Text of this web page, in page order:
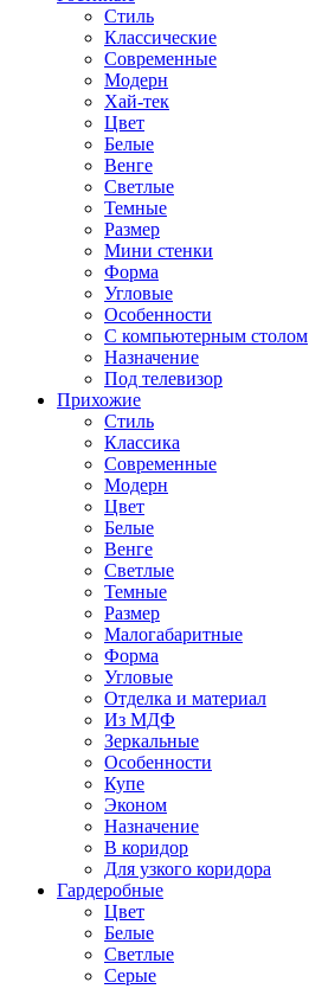
Стиль
Классические
Современные
Модерн
Хай-тек
Цвет
Белые
Венге
Светлые
Темные
Размер
Мини стенки
Форма
Угловые
Особенности
С компьютерным столом
Назначение
Под телевизор
Прихожие
Стиль
Классика
Современные
Модерн
Цвет
Белые
Венге
Светлые
Темные
Размер
Малогабаритные
Форма
Угловые
Отделка и материал
Из МДФ
Зеркальные
Особенности
Купе
Эконом
Назначение
В коридор
Для узкого коридора
Гардеробные
Цвет
Белые
Светлые
Серые